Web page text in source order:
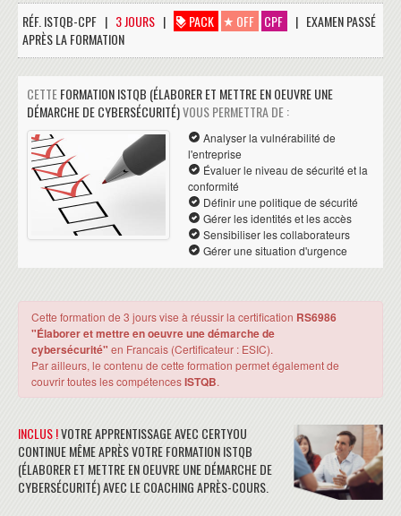
RÉF. ISTQB-CPF | 3 JOURS | PACK OFF CPF
| EXAMEN PASSÉ
APRÈS LA FORMATION
CETTEFORMATION ISTQB (ÉLABORER ET METTRE EN OEUVRE UNE
DÉMARCHE DE CYBERSÉCURITÉ)VOUS PERMETTRA DE :
Analyser la vulnérabilité de
l'entreprise
Évaluer le niveau de sécurité et la
conformité
Définir une politique de sécurité
Gérer les identités et les accès
Sensibiliser les collaborateurs
Gérer une situation d'urgence
Cette formation de 3 jours vise à réussir la certification RS6986
"Élaborer et mettre en oeuvre une démarche de
cybersécurité" en Francais (Certificateur : ESIC).
Par ailleurs, le contenu de cette formation permet également de
couvrir toutes les compétencesISTQB.
INCLUS !VOTRE APPRENTISSAGE AVEC CERTYOU
CONTINUE MÊME APRÈS VOTRE FORMATION ISTQB
(ÉLABORER ET METTRE EN OEUVRE UNE DÉMARCHE DE
CYBERSÉCURITÉ) AVEC LE COACHING APRÈS-COURS.